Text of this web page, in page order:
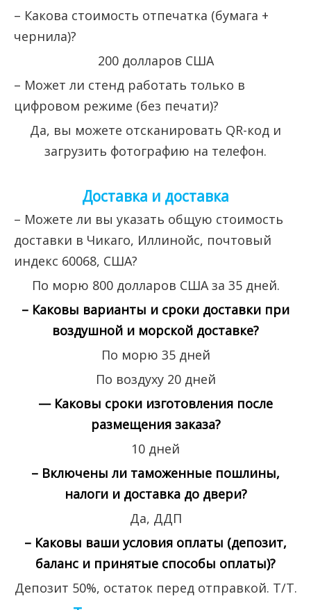
– Какова стоимость отпечатка (бумага +
чернила)?
200 долларов США
– Может ли стенд работать только в
цифровом режиме (без печати)?
Да, вы можете отсканировать QR-код и
загрузить фотографию на телефон.
Доставка и доставка
– Можете ли вы указать общую стоимость
доставки в Чикаго, Иллинойс, почтовый
индекс 60068, США?
По морю 800 долларов США за 35 дней.
– Каковы варианты и сроки доставки при
воздушной и морской доставке?
По морю 35 дней
По воздуху 20 дней
— Каковы сроки изготовления после
размещения заказа?
10 дней
– Включены ли таможенные пошлины,
налоги и доставка до двери?
Да, ДДП
– Каковы ваши условия оплаты (депозит,
баланс и принятые способы оплаты)?
Депозит 50%, остаток перед отправкой. Т/Т.